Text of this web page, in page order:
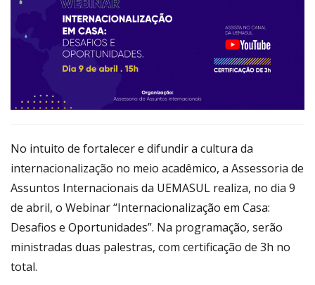
No intuito de fortalecer e difundir a cultura da
internacionalização no meio acadêmico, a Assessoria de
Assuntos Internacionais da UEMASUL realiza, no dia 9
de abril, o Webinar “Internacionalização em Casa:
Desafios e Oportunidades”. Na programação, serão
ministradas duas palestras, com certificação de 3h no
total.